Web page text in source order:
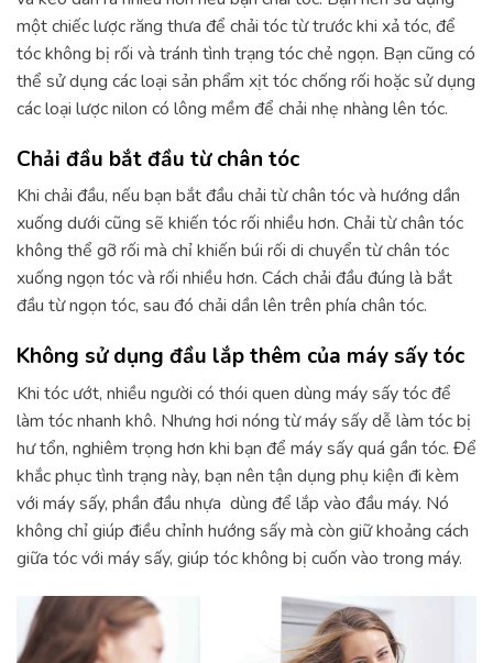
một chiếc lược răng thưa để chải tóc từ trước khi xả tóc, để
tóc không bị rối và tránh tình trạng tóc chẻ ngọn. Bạn cũng có
thể sử dụng các loại sản phẩm xịt tóc chống rối hoặc sử dụng
các loại lược nilon có lông mềm để chải nhẹ nhàng lên tóc.
Chải đầu bắt đầu từ chân tóc
Khi chải đầu, nếu bạn bắt đầu chải từ chân tóc và hướng dần
xuống dưới cũng sẽ khiến tóc rối nhiều hơn. Chải từ chân tóc
không thể gỡ rối mà chỉ khiến búi rối di chuyển từ chân tóc
xuống ngọn tóc và rối nhiều hơn. Cách chải đầu đúng là bắt
đầu từ ngọn tóc, sau đó chải dần lên trên phía chân tóc.
Không sử dụng đầu lắp thêm của máy sấy tóc
Khi tóc ướt, nhiều người có thói quen dùng máy sấy tóc để
làm tóc nhanh khô. Nhưng hơi nóng từ máy sấy dễ làm tóc bị
hư tổn, nghiêm trọng hơn khi bạn để máy sấy quá gần tóc. Để
khắc phục tình trạng này, bạn nên tận dụng phụ kiện đi kèm
với máy sấy, phần đầu nhựa dùng để lắp vào đầu máy. Nó
không chỉ giúp điều chỉnh hướng sấy mà còn giữ khoảng cách
giữa tóc với máy sấy, giúp tóc không bị cuốn vào trong máy.